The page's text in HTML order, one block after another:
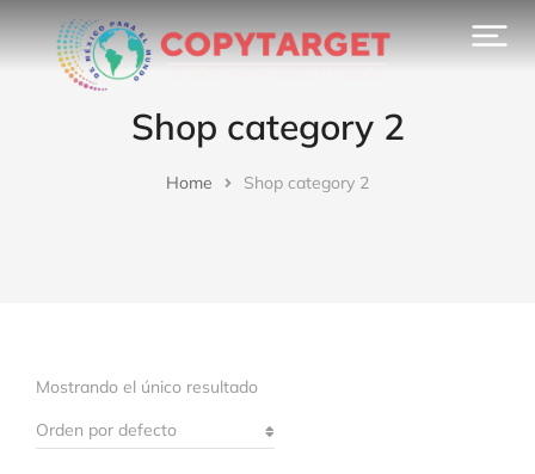
Shop category 2
Home Shop category 2
Mostrando el único resultado